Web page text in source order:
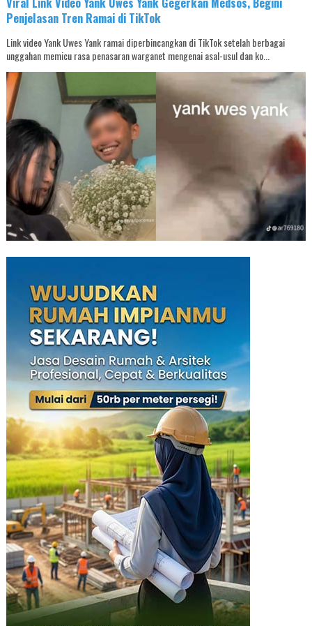
Penjelasan Tren Ramai di TikTok
Link video Yank Uwes Yank ramai diperbincangkan di TikTok setelah berbagai
unggahan memicu rasa penasaran warganet mengenai asal-usul dan ko...